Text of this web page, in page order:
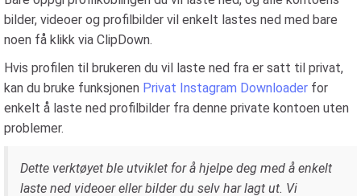
bilder, videoer og profilbilder vil enkelt lastes ned med bare
noen få klikk via ClipDown.
Hvis profilen til brukeren du vil laste ned fra er satt til privat,
kan du bruke funksjonen Privat Instagram Downloader for
enkelt å laste ned profilbilder fra denne private kontoen uten
problemer.
Dette verktøyet ble utviklet for å hjelpe deg med å enkelt
laste ned videoer eller bilder du selv har lagt ut. Vi